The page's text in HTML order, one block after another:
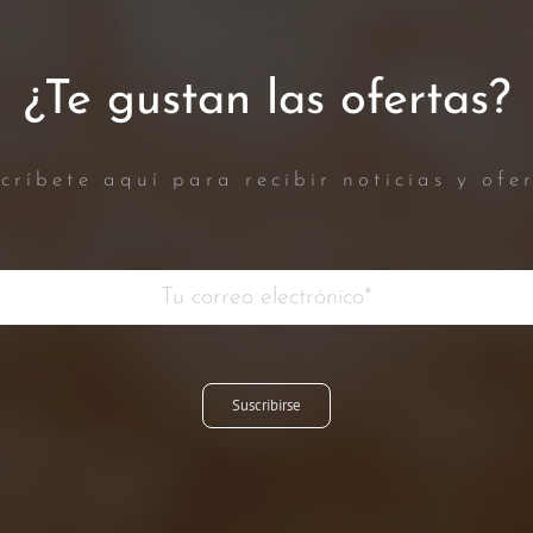
¿Te gustan las ofertas?
aquí para recibir noticias y
Suscribirse